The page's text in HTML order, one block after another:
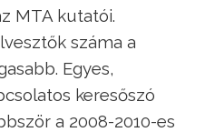
MTA kutatói.
száma a
Egyes,
keresőszó
a 2008-2010-es